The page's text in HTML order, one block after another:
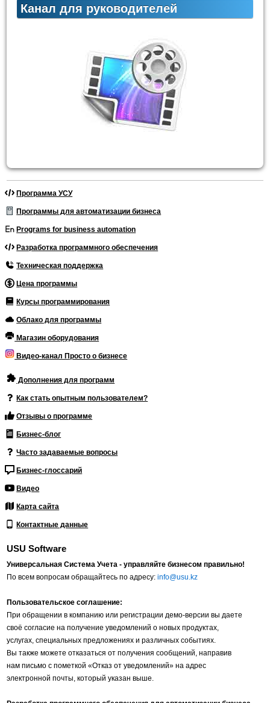
Канал для руководителей
Программа УСУ
Программы для автоматизации бизнеса
Programs for business automation
Разработка программного обеспечения
Техническая поддержка
Цена программы
Курсы программирования
Облако для программы
Магазин оборудования
Видео-канал Просто о бизнесе
Дополнения для программ
Как стать опытным пользователем?
Отзывы о программе
Бизнес-блог
Часто задаваемые вопросы
Бизнес-глоссарий
Видео
Карта сайта
Контактные данные
USU Software
Универсальная Система Учета - управляйте бизнесом правильно!
По всем вопросам обращайтесь по адресу:info@usu.kz
Пользовательское соглашение:
При обращении в компанию или регистрации демо-версии вы даете
своё согласие на получение уведомлений о новых продуктах,
услугах, специальных предложениях и различных событиях.
Вы также можете отказаться от получения сообщений, направив
нам письмо с пометкой «Отказ от уведомлений» на адрес
электронной почты, который указан выше.